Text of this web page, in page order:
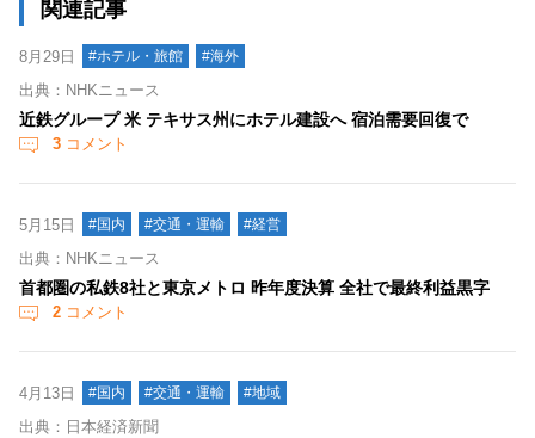
関連記事
8月29日 #ホテル・旅館 #海外
出典：NHKニュース
近鉄グループ 米 テキサス州にホテル建設へ 宿泊需要回復で
3 コメント
5月15日 #国内 #交通・運輸 #経営
出典：NHKニュース
首都圏の私鉄8社と東京メトロ 昨年度決算 全社で最終利益黒字
2 コメント
4月13日 #国内 #交通・運輸 #地域
出典：日本経済新聞